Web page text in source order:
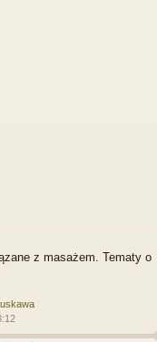
z masażem. Tematy o